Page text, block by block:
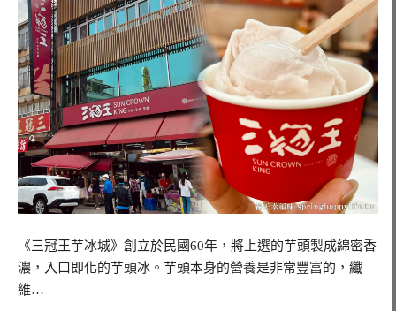
《三冠王芋冰城》創立於民國60年，將上選的芋頭製成綿密香
濃，入口即化的芋頭冰。芋頭本身的營養是非常豐富的，纖
維…